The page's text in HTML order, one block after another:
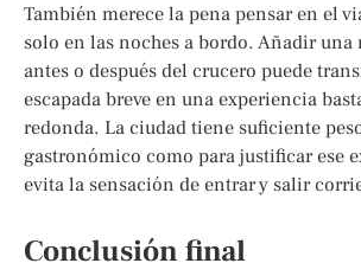
También merece la pena pensar en el
solo en las noches a bordo. Añadir una
antes o después del crucero puede
escapada breve en una experiencia
redonda. La ciudad tiene suficiente
gastronómico como para justificar ese
evita la sensación de entrar y salir
Conclusión final